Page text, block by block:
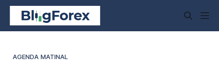
AGENDA MATINAL